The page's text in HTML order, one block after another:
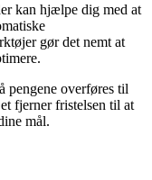
kan hjælpe dig med at
gør det nemt at
pengene overføres til
fjerner fristelsen til at
mål.